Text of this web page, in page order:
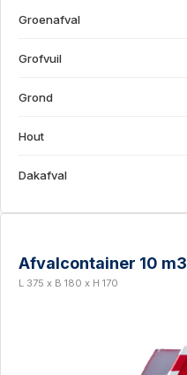
Groenafval
Grofvuil
Grond
Hout
Dakafval
Afvalcontainer 10 m3
L 375 x B 180 x H 170